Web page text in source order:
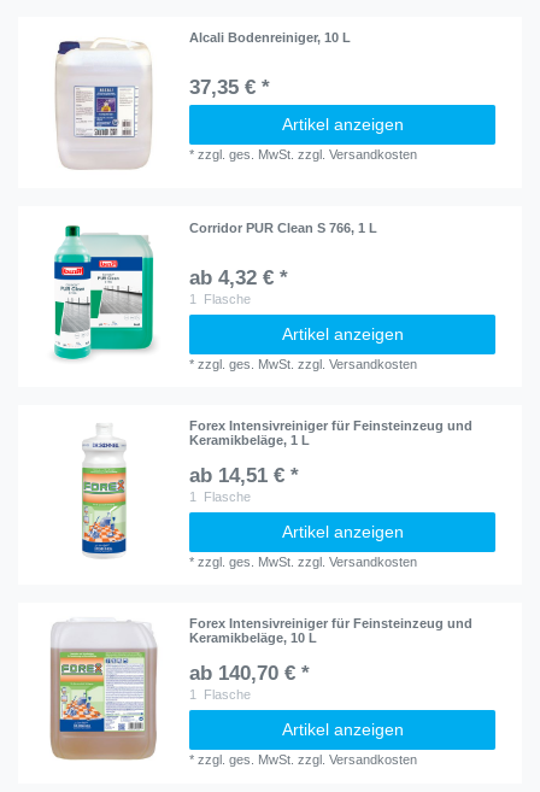
Alcali Bodenreiniger, 10 L
37,35 € *
Artikel anzeigen
*zzgl. ges. MwSt. zzgl.Versandkosten
Corridor PUR Clean S 766, 1 L
ab 4,32 € *
1 Flasche
Artikel anzeigen
*zzgl. ges. MwSt. zzgl.Versandkosten
Forex Intensivreiniger für Feinsteinzeug und
Keramikbeläge, 1 L
ab 14,51 € *
1 Flasche
Artikel anzeigen
*zzgl. ges. MwSt. zzgl.Versandkosten
Forex Intensivreiniger für Feinsteinzeug und
Keramikbeläge, 10 L
ab 140,70 € *
1 Flasche
Artikel anzeigen
*zzgl. ges. MwSt. zzgl.Versandkosten